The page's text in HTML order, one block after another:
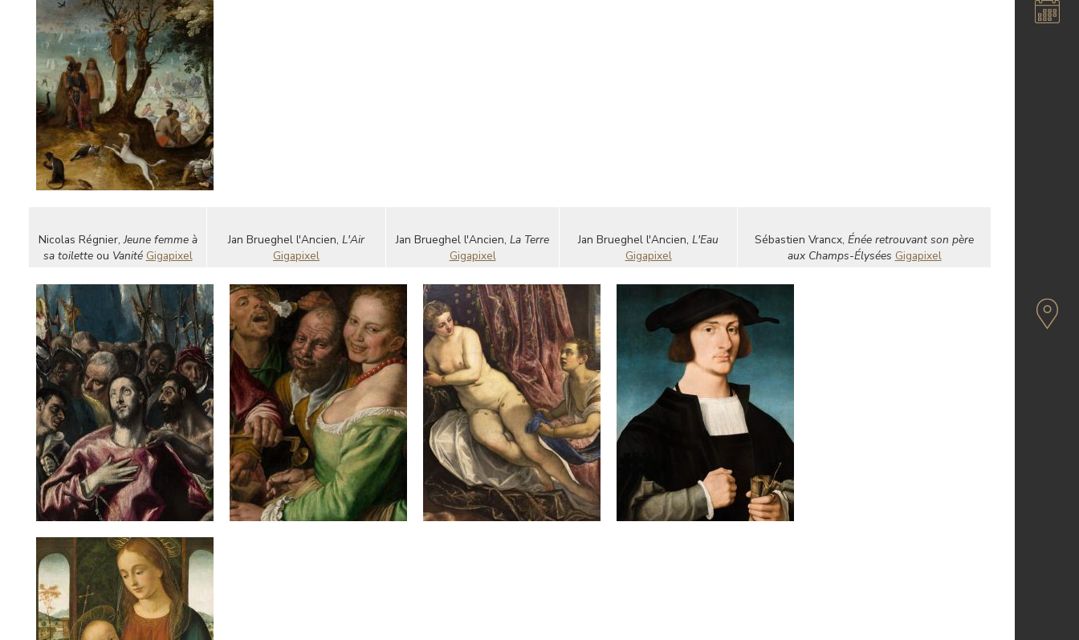
Nicolas Régnier,Jeune femme à
sa toilette ou Vanité Gigapixel
Jan Brueghel l'Ancien, L'Air
Gigapixel
Jan Brueghel l'Ancien, La Terre
Gigapixel
Jan Brueghel l'Ancien, L'Eau
Gigapixel
Sébastien Vrancx, Énée retrouvant son père
aux Champs-Élysées Gigapixel